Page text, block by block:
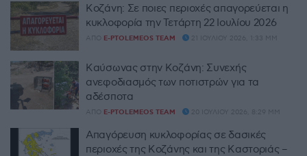
Κοζάνη: Σε ποιες περιοχές απαγορεύεται η
κυκλοφορία την Τετάρτη 22 Ιουλίου 2026
ΑΠΌ E-PTOLEMEOS TEAM 21 ΙΟΥΛΊΟΥ 2026, 1:33 ΜΜ
Καύσωνας στην Κοζάνη: Συνεχής
ανεφοδιασμός των ποτιστρών για τα
αδέσποτα
ΑΠΌ E-PTOLEMEOS TEAM 20 ΙΟΥΛΊΟΥ 2026, 8:29 ΜΜ
Απαγόρευση κυκλοφορίας σε δασικές
περιοχές της Κοζάνης και της Καστοριάς –